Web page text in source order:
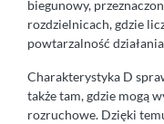
biegunowy,
rozdzielnicach, gdzie
powtarzalność
Charakterystyka D
także tam, gdzie mogą
rozruchowe. Dzięki